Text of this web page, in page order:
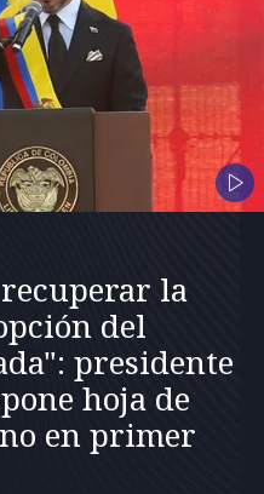
la
del
presidente
hoja de
en primer